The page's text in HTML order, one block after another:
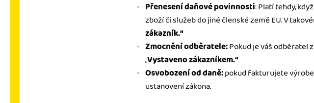
Přenesení daňové povinnosti: Platí tehdy,
zboží či služeb do jiné členské země EU. V
zákazník.“
Zmocnění odběratele:Pokud je váš odběratel
„Vystaveno zákazníkem.“
Osvobození od daně:pokud fakturujete
ustanovení zákona.